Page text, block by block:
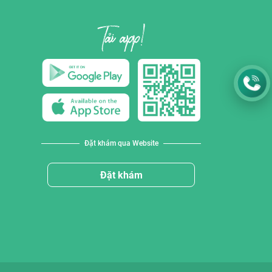
Đặt khám qua Website
Đặt khám